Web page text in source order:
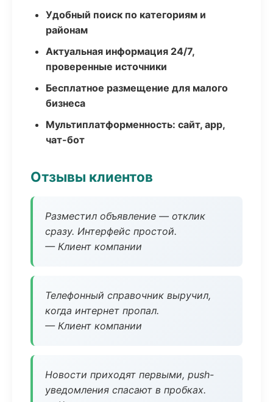
Удобный поиск по категориям и
районам
Актуальная информация 24/7,
проверенные источники
Бесплатное размещение для малого
бизнеса
Мультиплатформенность: сайт, app,
чат-бот
Отзывы клиентов
Разместил объявление — отклик
сразу. Интерфейс простой.
— Клиент компании
Телефонный справочник выручил,
когда интернет пропал.
— Клиент компании
Новости приходят первыми, push-
уведомления спасают в пробках.